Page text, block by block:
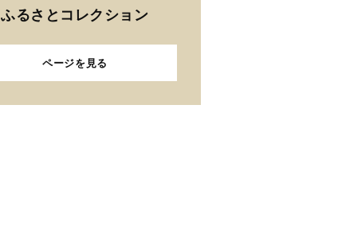
ふるさとコレクション
ページを見る